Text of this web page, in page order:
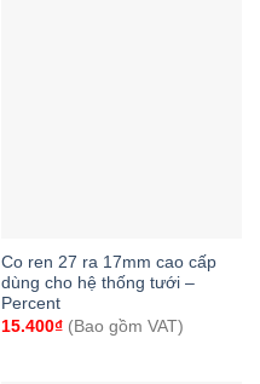
Co ren 27 ra 17mm cao cấp
dùng cho hệ thống tưới –
Percent
15.400₫(Bao gồm VAT)